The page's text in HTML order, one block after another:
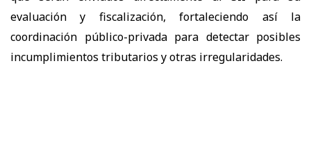
evaluación y fiscalización, fortaleciendo así la
coordinación público-privada para detectar posibles
incumplimientos tributarios y otras irregularidades.